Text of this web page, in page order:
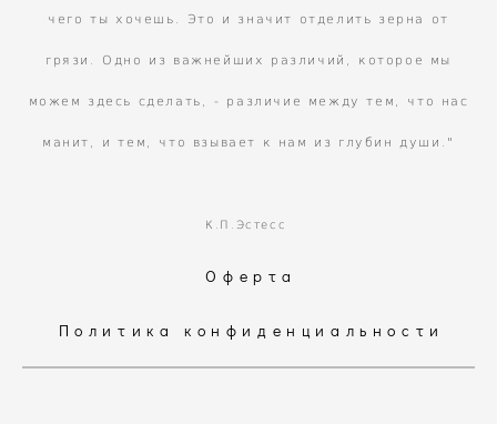
чего ты хочешь. Это и значит отделить зерна от
грязи. Одно из важнейших различий, которое мы
можем здесь сделать, - различие между тем, что нас
манит, и тем, что взывает к нам из глубин души."
К.П.Эстесс
Оферта
Политика конфиденциальности